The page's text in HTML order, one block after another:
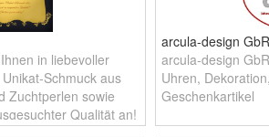
in liebevoller
Schmuck aus
Zuchtperlen sowie
Qualität an!
arcula-design GbR
arcula-design
Uhren,
Geschenkartikel